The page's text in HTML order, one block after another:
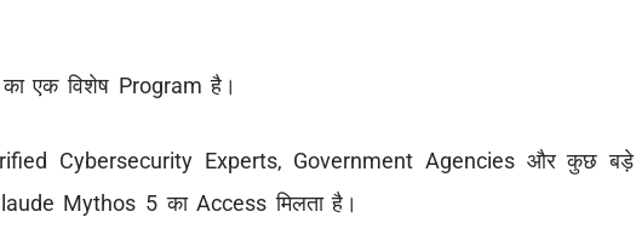
एक विशेष Program है।
Cybersecurity Experts, Government Agencies और कुछ बड़े
Mythos 5 का Access मिलता है।